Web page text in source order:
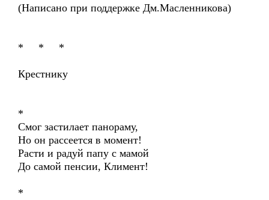
(Написано при поддержке Дм.Масленникова)
* * *
Крестнику
*
Смог застилает панораму,
Но он рассеется в момент!
Расти и радуй папу с мамой
До самой пенсии, Климент!
*